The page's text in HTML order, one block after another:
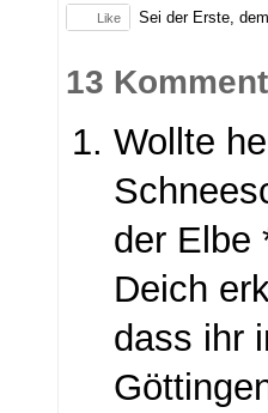
Like Sei der Erste,
13
Wollte
der Elbe
Deich
dass ihr